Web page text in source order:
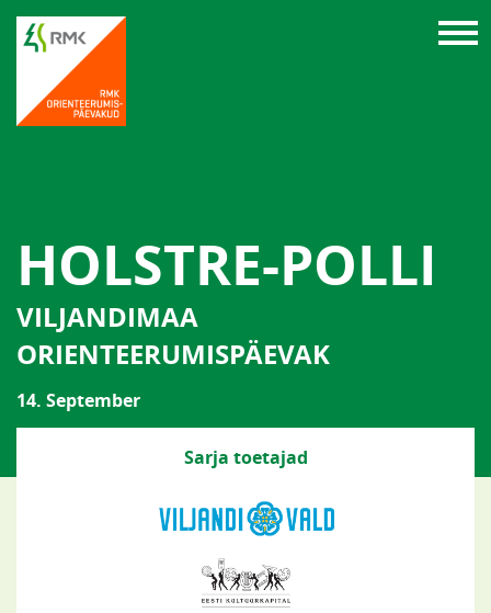
HOLSTRE-POLLI
VILJANDIMAA
ORIENTEERUMISPÄEVAK
14. September
Sarja toetajad